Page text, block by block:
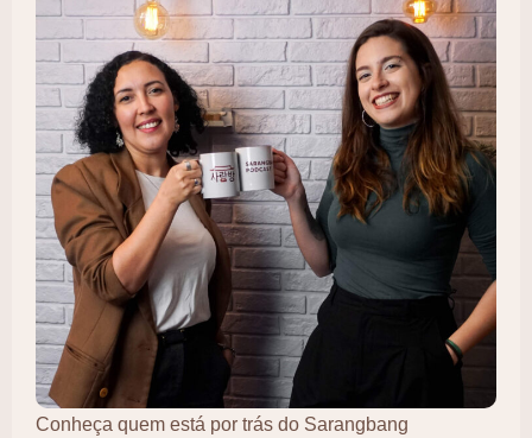
Conheça quem está por trás do Sarangbang